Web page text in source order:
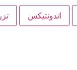
اندونتیکس